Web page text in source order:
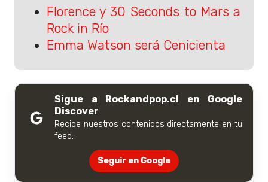
Florence y 30 Seconds to Mars a
Rock in Río
Emma Watson será Cenicienta
Sigue a Rockandpop.cl en Google
Discover
Recibe nuestros contenidos directamente en tu
feed.
Seguir en Google